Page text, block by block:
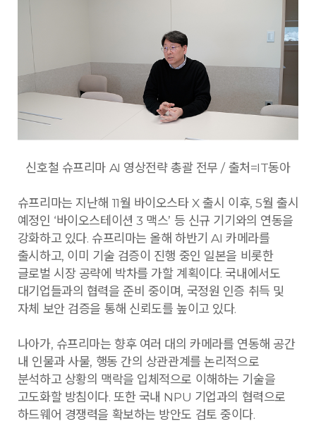
신호철 슈프리마 AI 영상전략 총괄 전무 / 출처=IT동아
슈프리마는 지난해 11월 바이오스타 X 출시 이후, 5월 출시
예정인 ‘바이오스테이션 3 맥스’ 등 신규 기기와의 연동을
강화하고 있다. 슈프리마는 올해 하반기 AI 카메라를
출시하고, 이미 기술 검증이 진행 중인 일본을 비롯한
글로벌 시장 공략에 박차를 가할 계획이다. 국내에서도
대기업들과의 협력을 준비 중이며, 국정원 인증 취득 및
자체 보안 검증을 통해 신뢰도를 높이고 있다.
나아가, 슈프리마는 향후 여러 대의 카메라를 연동해 공간
내 인물과 사물, 행동 간의 상관관계를 논리적으로
분석하고 상황의 맥락을 입체적으로 이해하는 기술을
고도화할 방침이다. 또한 국내 NPU 기업과의 협력으로
하드웨어 경쟁력을 확보하는 방안도 검토 중이다.